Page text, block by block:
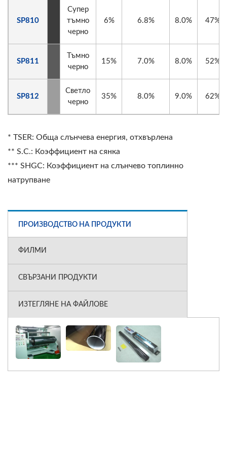
SP810
Супер
тъмно
черно
6% 6.8% 8.0% 47%
SP811
Тъмно
черно
15% 7.0% 8.0% 52%
SP812
Светло
черно
35% 8.0% 9.0% 62%
* TSER: Обща слънчева енергия, отхвърлена
** S.C.: Коэффициент на сянка
*** SHGC: Коэффициент на слънчево топлинно
натрупване
ПРОИЗВОДСТВО НА ПРОДУКТИ
ФИЛМИ
СВЪРЗАНИ ПРОДУКТИ
ИЗТЕГЛЯНЕ НА ФАЙЛОВЕ